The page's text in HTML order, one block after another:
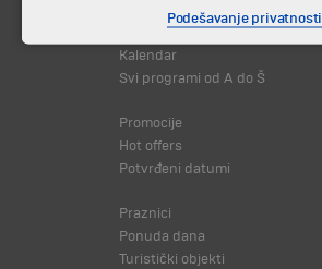
Putovanja i odmori
Destinacija
Kalendar
Svi programi od A do Š
Promocije
Hot offers
Potvrđeni datumi
Praznici
Ponuda dana
Turistički objekti
Podešavanje privatnosti